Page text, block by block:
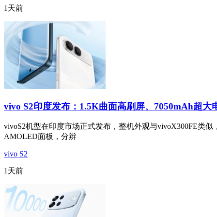
1天前
vivo S2印度发布：1.5K曲面高刷屏、7050mAh超大
vivoS2机型在印度市场正式发布，整机外观与vivoX300FE类
AMOLED面板，分辨
vivo S2
1天前